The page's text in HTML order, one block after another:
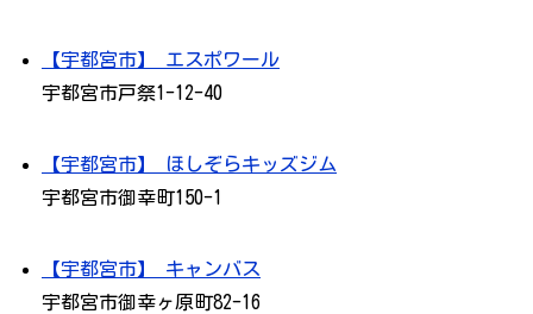
【宇都宮市】 エスポワール
宇都宮市戸祭1-12-40
【宇都宮市】 ほしぞらキッズジム
宇都宮市御幸町150-1
【宇都宮市】 キャンバス
宇都宮市御幸ヶ原町82-16